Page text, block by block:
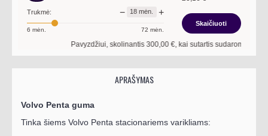
Trukmė: − 18 mėn. +
6 mėn. 72 mėn.
Skaičiuoti
Pavyzdžiui, skolinantis300,00€, kai sutartis sudaroma18
APRAŠYMAS
Volvo Penta guma
Tinka šiems Volvo Penta stacionariems varikliams: